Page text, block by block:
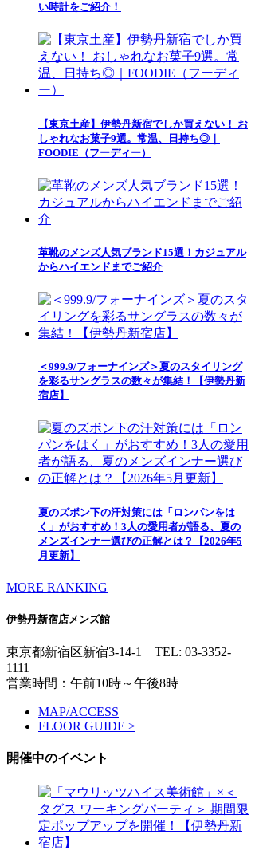
い時計をご紹介！
【東京土産】伊勢丹新宿でしか買えない！ お
しゃれなお菓子9選。常温、日持ち◎｜
FOODIE（フーディー）
革靴のメンズ人気ブランド15選！カジュアル
からハイエンドまでご紹介
＜999.9/フォーナインズ＞夏のスタイリング
を彩るサングラスの数々が集結！【伊勢丹新
宿店】
夏のズボン下の汗対策には「ロンパンをは
く」がおすすめ！3人の愛用者が語る、夏の
メンズインナー選びの正解とは？【2026年5
月更新】
MORE RANKING
伊勢丹新宿店メンズ館
東京都新宿区新宿3-14-1 TEL: 03-3352-
1111
営業時間：午前10時～午後8時
MAP/ACCESS
FLOOR GUIDE >
開催中のイベント